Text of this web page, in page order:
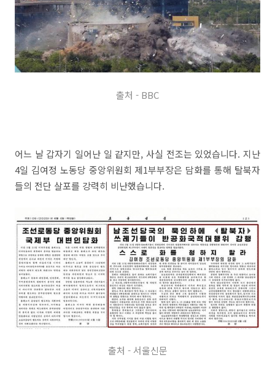
출처 - BBC
어느 날 갑자기 일어난 일 같지만, 사실 전조는 있었습니다. 지난
4일 김여정 노동당 중앙위원회 제1부부장은 담화를 통해 탈북자
들의 전단 살포를 강력히 비난했습니다.
출처 - 서울신문